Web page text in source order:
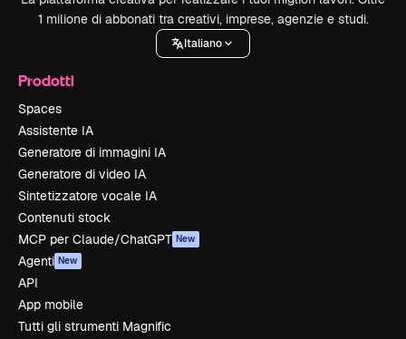
1 milione di abbonati tra creativi, imprese, agenzie e studi.
Italiano
Prodotti
Spaces
Assistente IA
Generatore di immagini IA
Generatore di video IA
Sintetizzatore vocale IA
Contenuti stock
MCP per Claude/ChatGPT New
Agenti New
API
App mobile
Tutti gli strumenti Magnific